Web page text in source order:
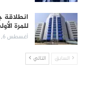
للمرة
أغسطس 6, 2026
السابق التالي